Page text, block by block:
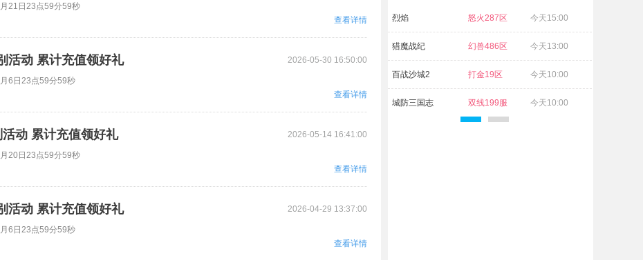
21日23点59分59秒
查看详情
活动 累计充值领好礼 2026-05-30 16:50:00
6日23点59分59秒
查看详情
动 累计充值领好礼 2026-05-14 16:41:00
20日23点59分59秒
查看详情
活动 累计充值领好礼 2026-04-29 13:37:00
6日23点59分59秒
查看详情
烈焰 怒火287区 今天15:00
猎魔战纪 幻兽486区 今天13:00
百战沙城2 打金19区 今天10:00
城防三国志 双线199服 今天10:00